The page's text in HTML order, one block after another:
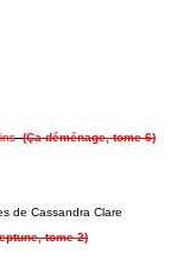
(Ça déménage, tome 6)
de Cassandra Clare
tome 2)